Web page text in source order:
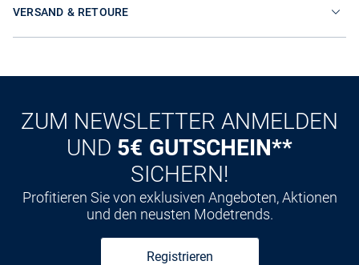
VERSAND & RETOURE
ZUM NEWSLETTER ANMELDEN
UND 5€ GUTSCHEIN**
SICHERN!
Profitieren Sie von exklusiven Angeboten, Aktionen
und den neusten Modetrends.
Registrieren